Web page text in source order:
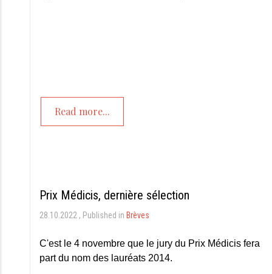
Read more...
Prix Médicis, dernière sélection
28.10.2022 Published in Brèves
C'est le 4 novembre que le jury du Prix Médicis fera
part du nom des lauréats 2014.